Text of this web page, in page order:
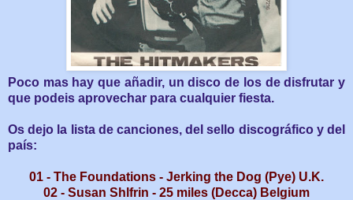
Poco mas hay que añadir, un disco de los de disfrutar y
que podeis aprovechar para cualquier fiesta.
Os dejo la lista de canciones, del sello discográfico y del
país:
01 - The Foundations - Jerking the Dog (Pye) U.K.
02 - Susan Shlfrin - 25 miles (Decca) Belgium